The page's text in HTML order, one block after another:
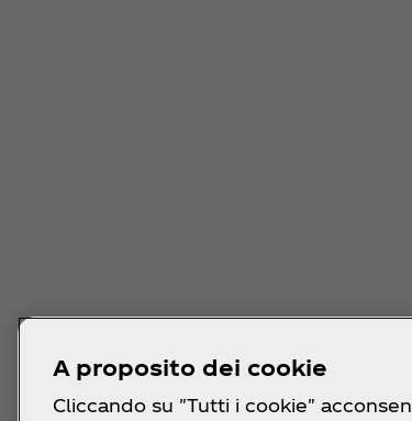
A proposito dei cookie
Cliccando su "Tutti i cookie"